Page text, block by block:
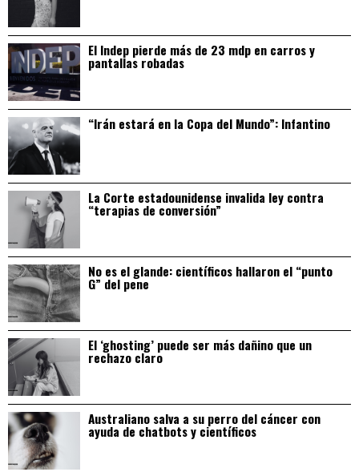
El Indep pierde más de 23 mdp en carros y
pantallas robadas
“Irán estará en la Copa del Mundo”: Infantino
La Corte estadounidense invalida ley contra
“terapias de conversión”
No es el glande: científicos hallaron el “punto
G” del pene
El ‘ghosting’ puede ser más dañino que un
rechazo claro
Australiano salva a su perro del cáncer con
ayuda de chatbots y científicos